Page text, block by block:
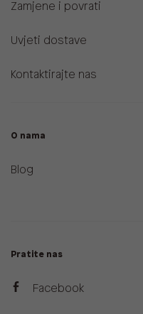
Zamjene i povrati
Uvjeti dostave
Kontaktirajte nas
O nama
Blog
Pratite nas
Facebook